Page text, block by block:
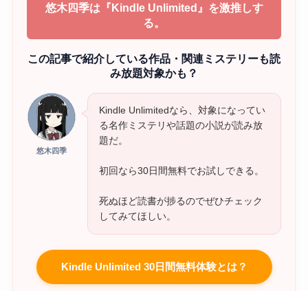
悠木四季は『Kindle Unlimited』を激推しす
る。
この記事で紹介している作品・関連ミステリーも読
み放題対象かも？
悠木四季
Kindle Unlimitedなら、対象になってい
る名作ミステリや話題の小説が読み放
題だ。
初回なら30日間無料でお試しできる。
死ぬほど読書が捗るのでぜひチェック
してみてほしい。
Kindle Unlimited 30日間無料体験とは？